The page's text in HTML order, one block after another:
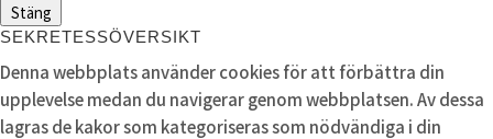
Stäng
SEKRETESSÖVERSIKT
Denna webbplats använder cookies för att förbättra din
upplevelse medan du navigerar genom webbplatsen. Av dessa
lagras de kakor som kategoriseras som nödvändiga i din